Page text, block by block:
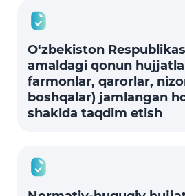
O‘zbekiston
amaldagi qonun
farmonlar, qarorlar,
boshqalar) jamlangan
shaklda taqdim etish